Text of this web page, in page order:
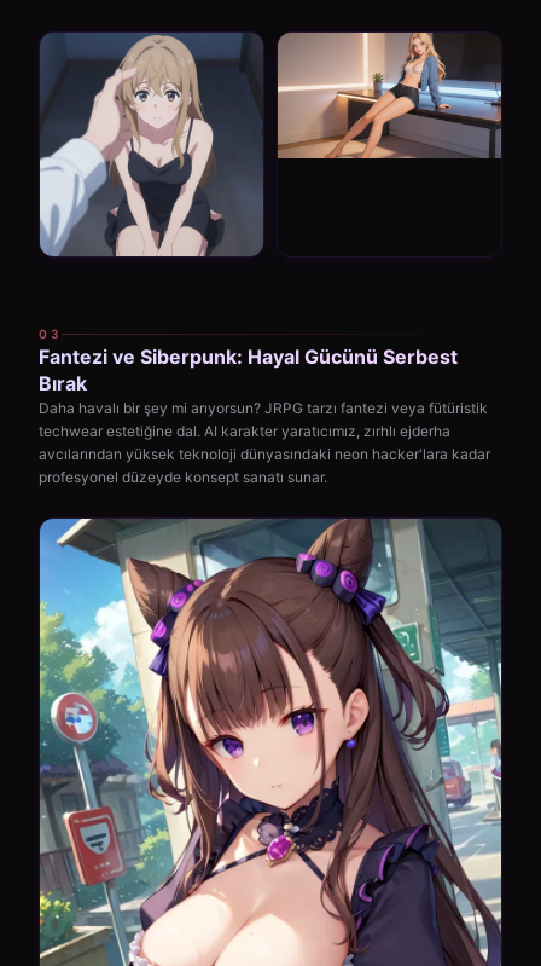
03
Fantezi ve Siberpunk: Hayal Gücünü Serbest
Bırak
Daha havalı bir şey mi arıyorsun? JRPG tarzı fantezi veya fütüristik
techwear estetiğine dal. AI karakter yaratıcımız, zırhlı ejderha
avcılarından yüksek teknoloji dünyasındaki neon hacker'lara kadar
profesyonel düzeyde konsept sanatı sunar.